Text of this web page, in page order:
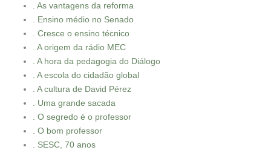
. As vantagens da reforma
. Ensino médio no Senado
. Cresce o ensino técnico
. A origem da rádio MEC
. A hora da pedagogia do Diálogo
. A escola do cidadão global
. A cultura de David Pérez
. Uma grande sacada
. O segredo é o professor
. O bom professor
. SESC, 70 anos